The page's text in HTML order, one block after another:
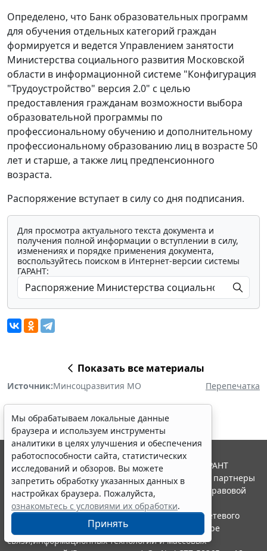
Определено, что Банк образовательных программ
для обучения отдельных категорий граждан
формируется и ведется Управлением занятости
Министерства социального развития Московской
области в информационной системе "Конфигурация
"Трудоустройство" версия 2.0" с целью
предоставления гражданам возможности выбора
образовательной программы по
профессиональному обучению и дополнительному
профессиональному образованию лиц в возрасте 50
лет и старше, а также лиц предпенсионного
возраста.
Распоряжение вступает в силу со дня подписания.
Для просмотра актуального текста документа и
получения полной информации о вступлении в силу,
изменениях и порядке применения документа,
воспользуйтесь поиском в Интернет-версии системы
ГАРАНТ:
Показать все материалы
Источник:Минсоцразвития МО Перепечатка
Мы обрабатываем локальные данные
работоспособности сайта, статистических
запретить обработку указанных данных в
настройках браузера. Пожалуйста,
ознакомьтесь с условиями их обработки
Принять
Erid: 4CQwVszH9pWwojUA9Q3 Реклама
Получите полный доступ к системе
ГАРАНТ бесплатно на 3 дня!
Получить доступ
© ООО "НПП "ГАРАНТ-СЕРВИС", 2026. Система ГАРАНТ
выпускается с 1990 года. Компания "Гарант" и ее партнеры
являются участниками Российской ассоциации правовой
информации ГАРАНТ.
Портал ГАРАНТ.РУ зарегистрирован в качестве сетевого
издания Федеральной службой по надзору в сфере
связи,информационных технологий и массовых